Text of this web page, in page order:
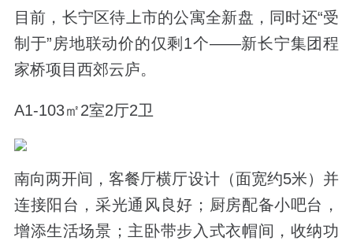
目前，长宁区待上市的公寓全新盘，同时还“受
制于”房地联动价的仅剩1个——新长宁集团程
家桥项目西郊云庐。
A1-103㎡2室2厅2卫
南向两开间，客餐厅横厅设计（面宽约5米）并
连接阳台，采光通风良好；厨房配备小吧台，
增添生活场景；主卧带步入式衣帽间，收纳功